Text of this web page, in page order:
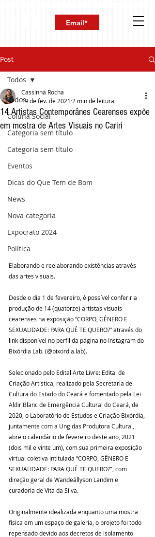
Post
Todos
Coluna Social
Categoria sem título
Categoria sem título
Eventos
Dicas do Que Tem de Bom
News
Nova categoria
Expocrato 2024
Política
Todos
14 Artistas Contemporânes Cearenses expõe
em mostra de Artes Visuais no Cariri
Cassinha Rocha
19 de fev. de 2021 2 min de leitura
Elaborando e reelaborando existências através
das artes visuais.
Desde o dia 1 de fevereiro, é possível conferir a
produção de 14 (quatorze) artistas visuais
cearenses na exposição “CORPO, GÊNERO E
SEXUALIDADE: PARA QUÊ TE QUERO?” através do
link disponível no perfil da página no Instagram do
Bixórdia Lab. (@bixordia.lab).
Selecionado pelo Edital Arte Livre: Edital de
Criação Artística, realizado pela Secretaria de
Cultura do Estado do Ceará e fomentado pela Lei
Aldir Blanc de Emergência Cultural do Ceará, de
2020, o Laboratório de Estudos e Criação Bixórdia,
juntamente com a Ungidas Produtora Cultural,
abre o calendário de fevereiro deste ano, 2021
(dois mil e vinte um), com sua primeira exposição
virtual coletiva intitulada “CORPO, GÊNERO E
SEXUALIDADE: PARA QUÊ TE QUERO?", com
direção geral de Wandeállyson Landim e
curadoria de Vita da Silva.
Originalmente idealizada enquanto uma mostra
física em um espaço de galeria, o projeto foi todo
repensado devido aos decretos de isolamento